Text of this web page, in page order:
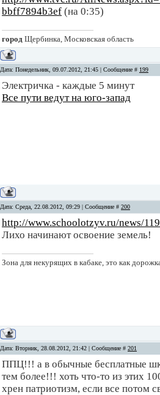
bbff7894b3ef (на 0:35)
город Щербинка, Московская область
Дата: Понедельник, 09.07.2012, 21:45 | Сообщение # 199
Электричка - каждые 5 минут
Все пути ведут на юго-запад
Дата: Среда, 22.08.2012, 09:29 | Сообщение # 200
http://www.schoolotzyv.ru/news/
Лихо начинают освоение земель!
Зона для некурящих в кабаке, это как
Дата: Вторник, 28.08.2012, 21:42 | Сообщение # 201
ППЦ!!! а в обычные бесплатные
тем более!!! хоть что-то из этих
хрен патриотизм, если все потом